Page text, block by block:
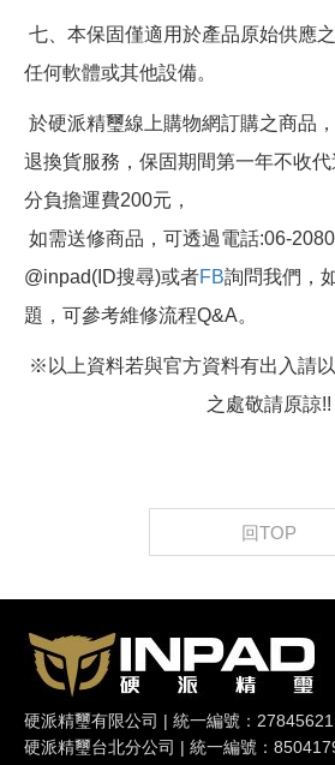
七、本保固僅適用於產品原始供應
任何軟體或其他設備。
於硬派精璽線上購物網訂購之商品
退換貨服務，保固期間第一年不收
分負擔運費200元，
如需送修商品，可透過電話:06-
@inpad(ID搜尋)或者FB詢問我們，
題，可參考維修流程Q&A。
※以上資料若與官方資料有出入請
之處敬請原諒!!
回TOP
硬派精璽有限公司 | 統一編號：27845621
硬派精璽台北分公司 | 統一編號：